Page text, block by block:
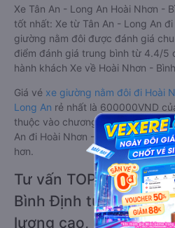
Xe Tân An - Long An Hoài Nhơn -
tốt nhất: Xe từ Tân An - Long An
giường nằm đôi được đánh giá
điểm đánh giá trung bình từ 4.4/5
hành khách Xe về Hoài Nhơn -
Giá vé xe giường nằm đôi đi Hoài
Long An rẻ nhất là 600000VND
thuộc vào chương trình khuyến
An đi Hoài Nhơn - Bình Định
hơn.
Tư vấn TOP 2 xe
Bình Định từ Tân An -
lượng cao, uy tín, giá